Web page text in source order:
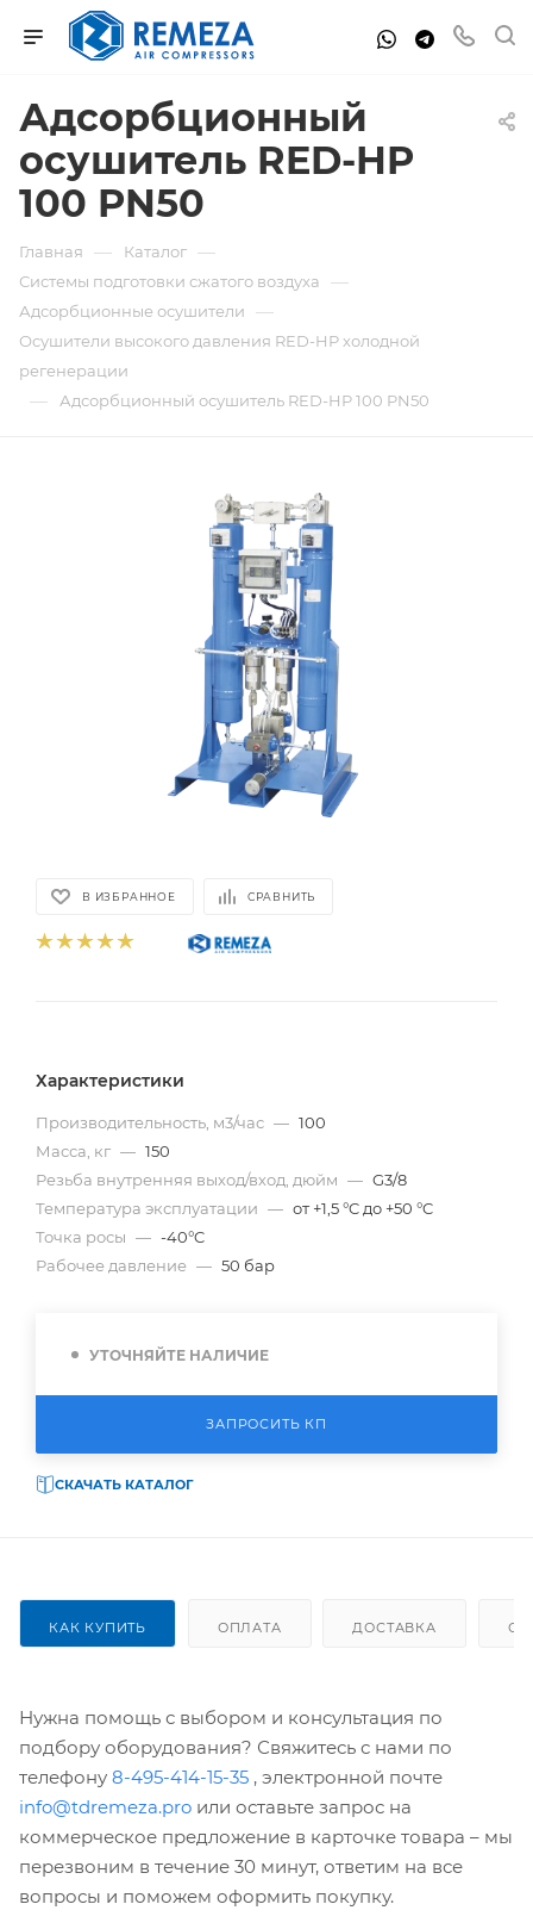
Адсорбционный
осушитель RED-HP
100 PN50
Главная — Каталог —
Системы подготовки сжатого воздуха —
Адсорбционные осушители —
Осушители высокого давления RED-HP холодной
регенерации
— Адсорбционный осушитель RED-HP 100 PN50
В ИЗБРАННОЕ СРАВНИТЬ
Характеристики
Производительность, м3/час — 100
Масса, кг — 150
Резьба внутренняя выход/вход, дюйм — G3/8
Температура эксплуатации — от +1,5 °C до +50 °C
Точка росы — -40°C
Рабочее давление — 50 бар
УТОЧНЯЙТЕ НАЛИЧИЕ
ЗАПРОСИТЬ КП
СКАЧАТЬ КАТАЛОГ
КАК КУПИТЬ ОПЛАТА ДОСТАВКА
Нужна помощь с выбором и консультация по
подбору оборудования? Свяжитесь с нами по
телефону 8-495-414-15-35 , электронной почте
info@tdremeza.pro или оставьте запрос на
коммерческое предложение в карточке товара – мы
перезвоним в течение 30 минут, ответим на все
вопросы и поможем оформить покупку.